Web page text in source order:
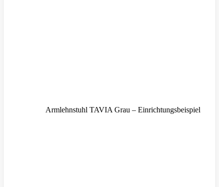
Armlehnstuhl TAVIA Grau – Einrichtungsbeispiel